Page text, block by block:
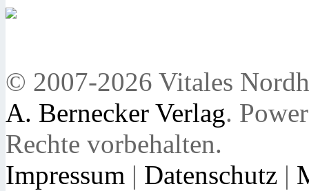
© 2007-2026 Vitales
A. Bernecker Verlag.
Rechte vorbehalten.
Impressum | Datenschutz |